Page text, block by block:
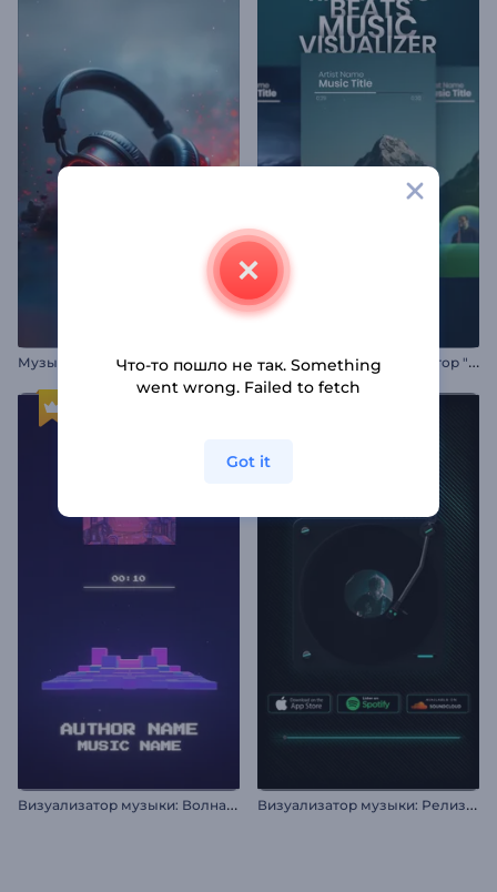
М
узыкальный визуализатор "Наушники в ритме" М
узыкальный визуализатор "Ритмичные биты"
В
изуализатор музыки: Волна из пикселей В
изуализатор музыки: Релиз музыки
Что-то пошло не так. Something
went wrong. Failed to fetch
Got it